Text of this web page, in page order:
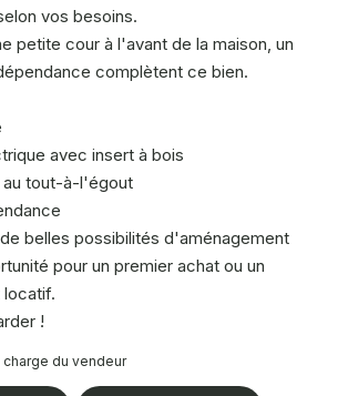
vos besoins.
petite cour à l'avant de la maison, un
complètent ce bien.
avec insert à bois
tout-à-l'égout
belles possibilités d'aménagement
pour un premier achat ou un
!
charge du vendeur